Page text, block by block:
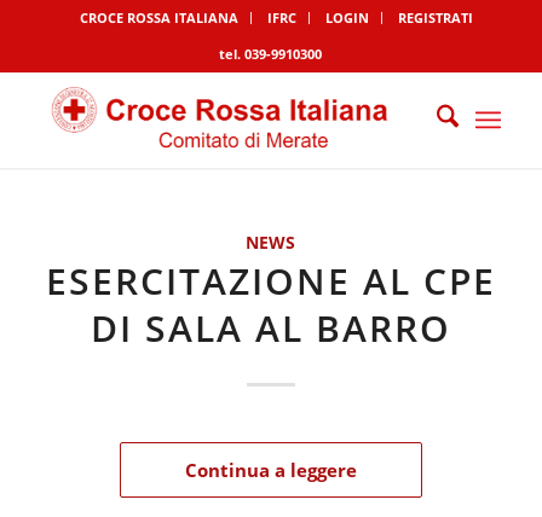
CROCE ROSSA ITALIANA IFRC LOGIN
REGISTRATI
tel. 039-9910300
NEWS
ESERCITAZIONE AL CPE
DI SALA AL BARRO
Continua a leggere